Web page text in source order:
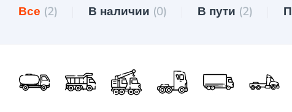
Все (2) В наличии (0) В пути (2)